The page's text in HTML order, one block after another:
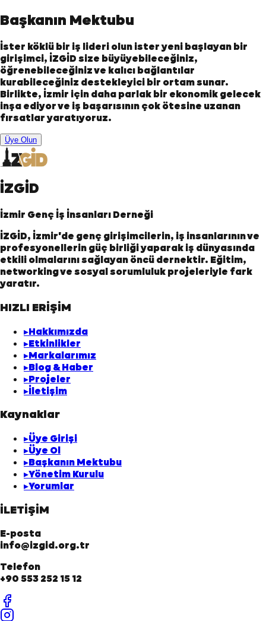
Başkanın Mektubu
İster köklü bir iş lideri olun ister yeni başlayan bir
girişimci, İZGİD size büyüyebileceğiniz,
öğrenebileceğiniz ve kalıcı bağlantılar
kurabileceğiniz destekleyici bir ortam sunar.
Birlikte, İzmir için daha parlak bir ekonomik gelecek
inşa ediyor ve iş başarısının çok ötesine uzanan
fırsatlar yaratıyoruz.
Üye Olun
İZGİD
İzmir Genç İş İnsanları Derneği
İZGİD, İzmir'de genç girişimcilerin, iş insanlarının ve
profesyonellerin güç birliği yaparak iş dünyasında
etkili olmalarını sağlayan öncü dernektir. Eğitim,
networking ve sosyal sorumluluk projeleriyle fark
yaratır.
HIZLI ERİŞİM
▸Hakkımızda
▸Etkinlikler
▸Markalarımız
▸Blog & Haber
▸Projeler
▸İletişim
Kaynaklar
▸Üye Girişi
▸Üye Ol
▸Başkanın Mektubu
▸Yönetim Kurulu
▸Yorumlar
İLETİŞİM
E-posta
info@izgid.org.tr
Telefon
+90 553 252 15 12